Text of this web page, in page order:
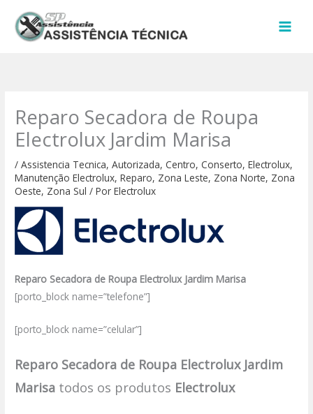
para
Reparo Secadora de Roupa
Electrolux Jardim Marisa
/Assistencia Tecnica,Autorizada,Centro,Conserto,Electrolux,
Manutenção Electrolux,Reparo, Zona Leste, Zona Norte, Zona
Oeste, Zona Sul / PorElectrolux
Reparo Secadora de Roupa Electrolux Jardim Marisa
[porto_block name=”telefone”]
[porto_block name=”celular”]
Reparo Secadora de Roupa Electrolux Jardim
Marisa todos os produtos Electrolux